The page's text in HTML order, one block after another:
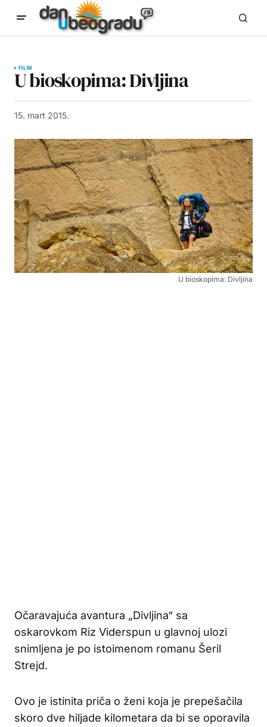
FILM
U bioskopima: Divljina
15. mart 2015.
U bioskopima: Divljina
Očaravajuća avantura „Divljina“ sa
oskarovkom Riz Viderspun u glavnoj ulozi
snimljena je po istoimenom romanu Šeril
Strejd.
Ovo je istinita priča o ženi koja je prepešačila
skoro dve hiljade kilometara da bi se oporavila